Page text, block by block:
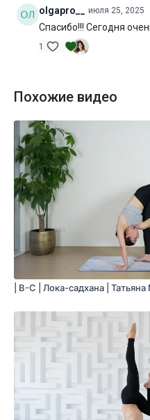
olgapro__ июля 25, 2025
Спасибо!!! Сегодня
1
Похожие видео
| B-C | Лока-садхана |